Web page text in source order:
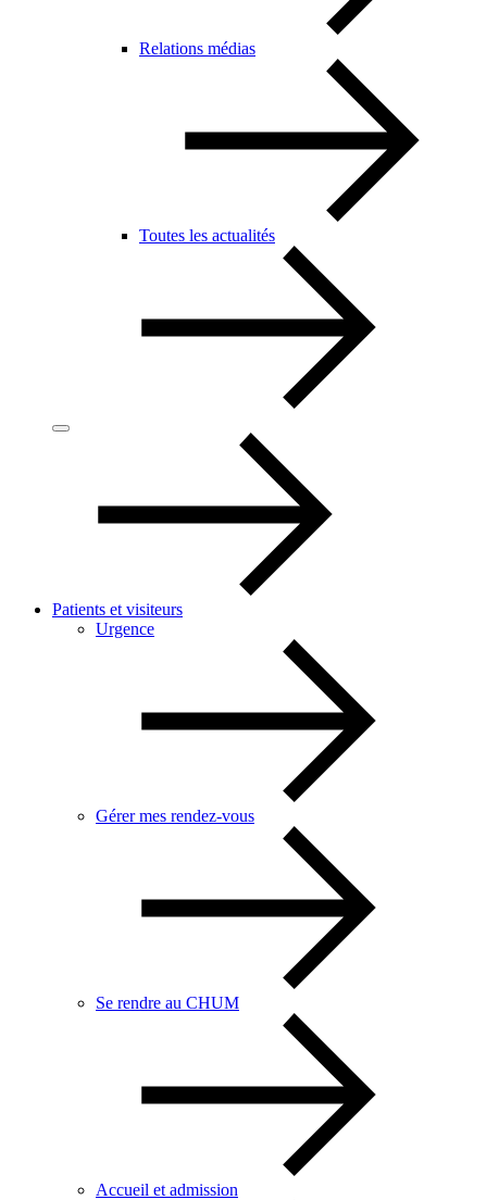
Relations médias
Toutes les actualités
Patients et visiteurs
Urgence
Gérer mes rendez-vous
Se rendre au CHUM
Accueil et admission